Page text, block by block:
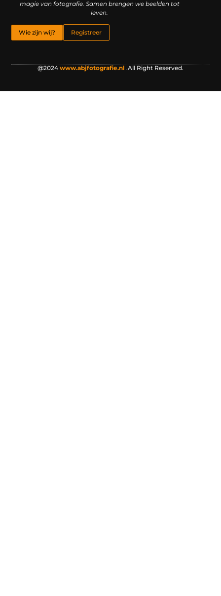
magie van fotografie. Samen brengen we beelden tot
leven.
Wie zijn wij? Registreer
@2024 www.abjfotografie.nl .All Right Reserved.